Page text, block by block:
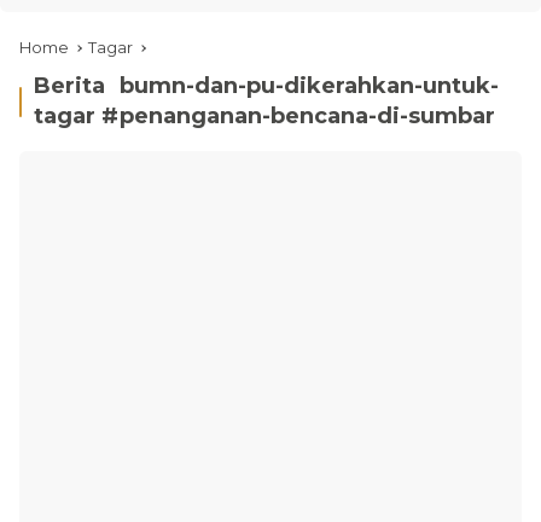
Home Tagar
Berita
tagar #
bumn-dan-pu-dikerahkan-untuk-
penanganan-bencana-di-sumbar